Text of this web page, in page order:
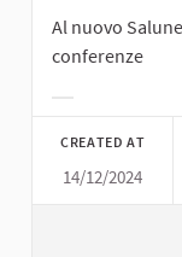
Al nuovo
conferenze
CREATED AT
14/12/2024